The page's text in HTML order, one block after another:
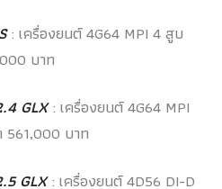
: เครื่องยนต์ 4G64 MPI 4 สูบ
บาท
GLX: เครื่องยนต์ 4G64 MPI
561,000 บาท
GLX: เครื่องยนต์ 4D56 DI-D